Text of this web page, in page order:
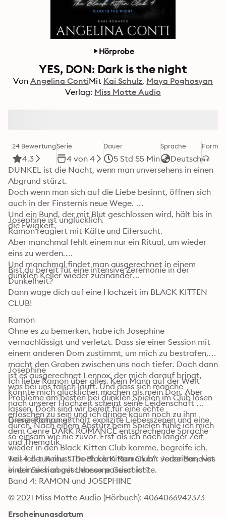
Hörprobe
YES, DON: Dark is the night
Von Angelina ContiMit Kai Schulz Maya Poghosyan
Verlag: Miss Motte Audio
24 Bewertung
4.3
Serie
4 von 4
Dauer
5 Std 55 Min
Sprache
Deutsch
Format
DUNKEL ist die Nacht, wenn man unversehens in einen
Abgrund stürzt.
Doch wenn man sich auf die Liebe besinnt, öffnen sich
auch in der Finsternis neue Wege.
Und ein Bund, der mit Blut geschlossen wird, hält bis in
die Ewigkeit.
Josephine ist unglücklich.
Ramon reagiert mit Kälte und Eifersucht.
Aber manchmal fehlt einem nur ein Ritual, um wieder
eins zu werden.
Und manchmal findet man ausgerechnet in einem
dunklen Keller wieder zueinander…
Bist du bereit für eine intensive Zeremonie in der
Dunkelheit?
Dann wage dich auf eine Hochzeit im BLACK KITTEN
CLUB!
Ramon
Ohne es zu bemerken, habe ich Josephine
vernachlässigt und verletzt. Dass sie einer Session mit
einem anderen Dom zustimmt, um mich zu bestrafen,
macht den Graben zwischen uns noch tiefer. Doch dann
ist es ausgerechnet Lennox, der mich darauf bringt,
was bei uns falsch läuft. Und dass sich manche
Probleme am besten bei dunklen Spielen im Club lösen
lassen. Doch sind wir bereit für eine echte
Grenzerfahrung?
Josephine
Ich liebe Ramon über alles. Kein Mann auf der Welt
könnte mich glücklicher machen als mein Don. Aber
nach unserer Hochzeit scheint seine Leidenschaft
erloschen zu sein und ich dringe kaum noch zu ihm
durch. Nach einem Absturz beim Spielen fühle ich mich
so einsam wie nie zuvor. Erst als ich nach langer Zeit
wieder in den Black Kitten Club komme, begreife ich,
was ich tun muss. Doch kann Ramon mir verzeihen, was
in der Session mit Lennox passiert ist?
Dieser Roman enthält explizite Liebesszenen und eine
dem Genre DARK ROMANCE entsprechende Sprache
und Thematik.
Teil 4 der Reihe "The Black Kitten Club". Jeder Band ist
eine in sich abgeschlossene Geschichte.
Band 4: RAMON und JOSEPHINE
© 2021 Miss Motte Audio (Hörbuch): 4064066942373
Erscheinungsdatum